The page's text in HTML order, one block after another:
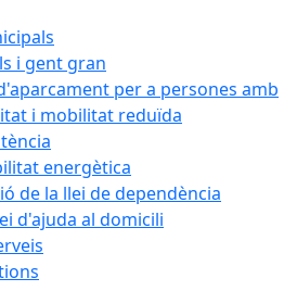
i gent gran
per a persones amb
i mobilitat reduïda
energètica
de la llei de dependència
d'ajuda al domicili